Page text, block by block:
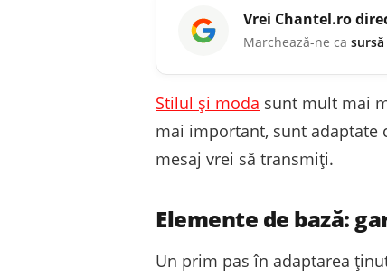
Vrei Chantel.ro
Marchează-ne ca
Stilul și moda sunt mult mai
mai important, sunt adaptate
mesaj vrei să transmiți.
Elemente de bază:
Un prim pas în adaptarea